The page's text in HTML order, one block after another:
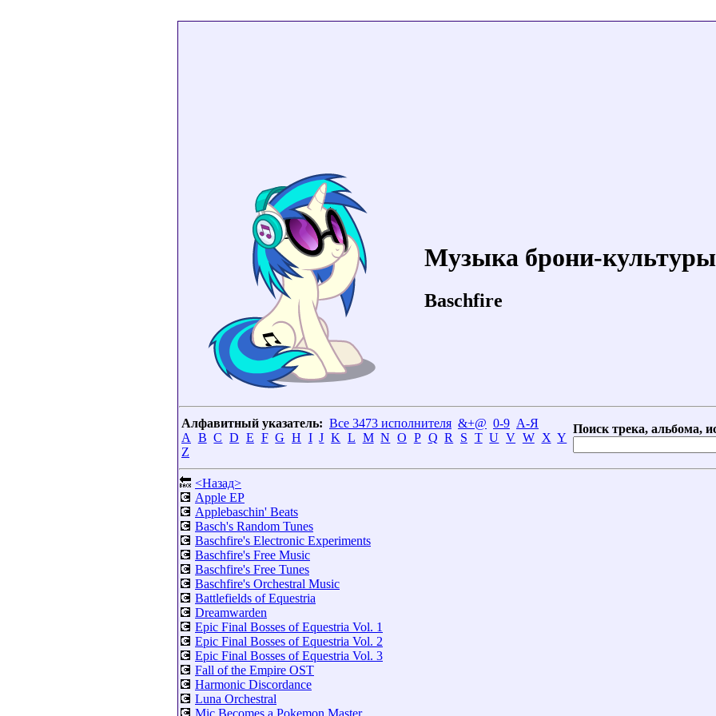
Музыка брони-культуры
Baschfire
Алфавитный указатель: Все 3473 исполнителя &+@ 0-9 А-Я
A
B C D E F G H I J K L M N O P Q R S T U V W X Y
Z
Поиск трека, альбома,
🔙 <Назад>
💽 Apple EP
💽 Applebaschin' Beats
💽 Basch's Random Tunes
💽 Baschfire's Electronic Experiments
💽 Baschfire's Free Music
💽 Baschfire's Free Tunes
💽 Baschfire's Orchestral Music
💽 Battlefields of Equestria
💽 Dreamwarden
💽 Epic Final Bosses of Equestria Vol. 1
💽 Epic Final Bosses of Equestria Vol. 2
💽 Epic Final Bosses of Equestria Vol. 3
💽 Fall of the Empire OST
💽 Harmonic Discordance
💽 Luna Orchestral
💽 Mic Becomes a Pokemon Master